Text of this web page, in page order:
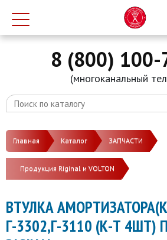
8 (800)
(многоканальный
Главная Каталог ЗАПЧАСТИ
Продукция Riginal и VOLTON
ВТУЛКА
Г-3302,Г-3110 (К-Т 4ШТ)